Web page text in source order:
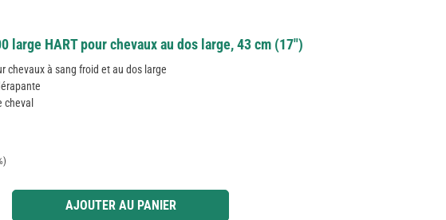
large HART pour chevaux au dos large, 43 cm (17")
chevaux à sang froid et au dos large
cheval
quantité souhaitée ou utilisez les boutons pour augmenter ou diminuer la quantité.
AJOUTER AU PANIER